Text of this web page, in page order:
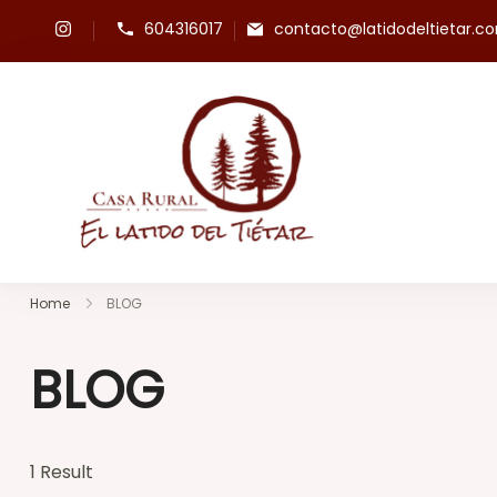
604316017
Casa rural El
Home BLOG
BLOG
1 Result